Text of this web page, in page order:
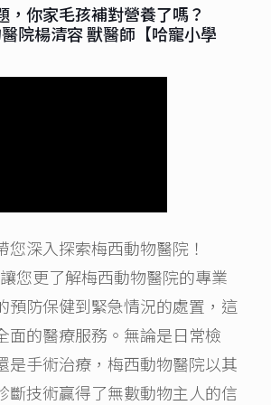
，你家毛孩補對營養了嗎？
院楊清容 獸醫師【哈寵小學
您深入探索梅西動物醫院！
您更了解梅西動物醫院的專業
預防保健到緊急情況的處置，這
面的醫療服務。無論是日常檢
是手術治療，梅西動物醫院以其
斷技術贏得了無數動物主人的信